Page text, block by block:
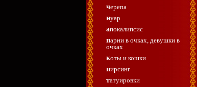
черепа
нуар
апокалипсис
парни в очках, девушки в
очках
коты и кошки
пирсинг
татуировки